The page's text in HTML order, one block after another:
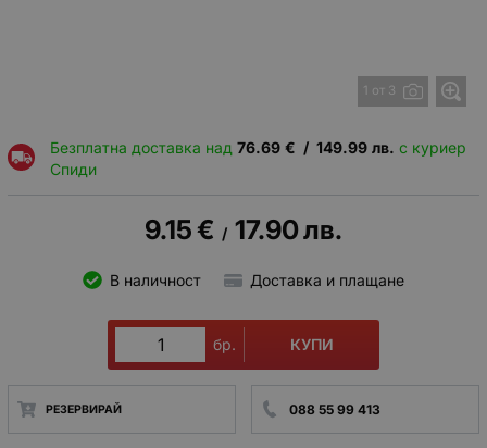
1 от 3
Безплатна доставка над 76.69 € / 149.99 лв. с куриер
Спиди
9.15€ / 17.90лв.
В наличност Доставка и плащане
бр. КУПИ
РЕЗЕРВИРАЙ 088 55 99 413